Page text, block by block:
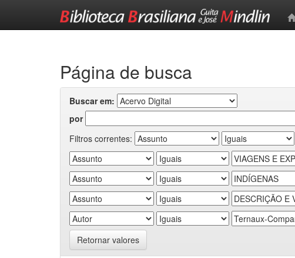
Página de busca
Buscar em:
por
Filtros correntes:
Retornar valores